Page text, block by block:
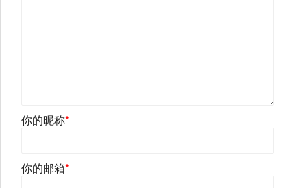
你的昵称*
你的邮箱*